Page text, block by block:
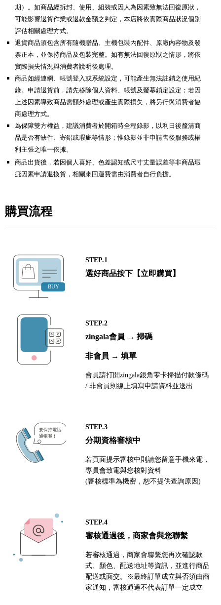
期）。如商品經拆封、使用、組裝或因人為因素致無法回復原狀，
可能影響退貨作業或退款金額之判定，本店將依實際商品狀況個別
評估相關處理方式。
退貨商品須包含所有隨機贈品、主機包裝內配件、原廠內容物及發
票正本，並保持商品及包裝完整。如有無法回復原狀之情形，將依
實際損失情況與消費者說明後處理。
商品如經連網、帳號登入或系統設定，可能產生無法註銷之使用紀
錄。申請退貨前，請先移除個人資料、帳號及螢幕鎖定設定；若因
上述因素導致商品需額外處理或產生實際損失，將另行與消費者協
商處理方式。
為保障雙方權益，建議消費者於開箱時全程錄影，以利日後釐清商
品是否有缺件、寄錯或瑕疵等情形；惟錄影並非申請售後服務或權
利主張之唯一依據。
商品出貨後，若因個人喜好、色差認知或尺寸丈量誤差等非商品瑕
疵因素申請退換貨，相關來回運費需由消費者自行負擔。
購買流程
STEP.1
選好商品按下【立即購買】
STEP.2
zingala會員 → 掃碼
非會員 → 填單
會員請打開zingala銀角零卡掃描付款條碼
/ 非會員則線上填寫申請資料並送出
STEP.3
分期資格審核中
若頁面提示審核中則請您留意手機來電，
專員會致電與您核對資料
(審核標準為機密，恕不提供查詢原因)
STEP.4
審核通過後，商家會與您聯繫
若審核通過，商家會聯繫您再次確認款
式、顏色、配送地址等資訊，並進行商品
配送或面交。※最終訂單成立與否須由商
家通知，審核通過不代表訂單一定成立